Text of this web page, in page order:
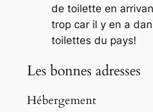
de toilette en
trop car il y en a
toilettes du pays!
Les bonnes adresses
Hébergement